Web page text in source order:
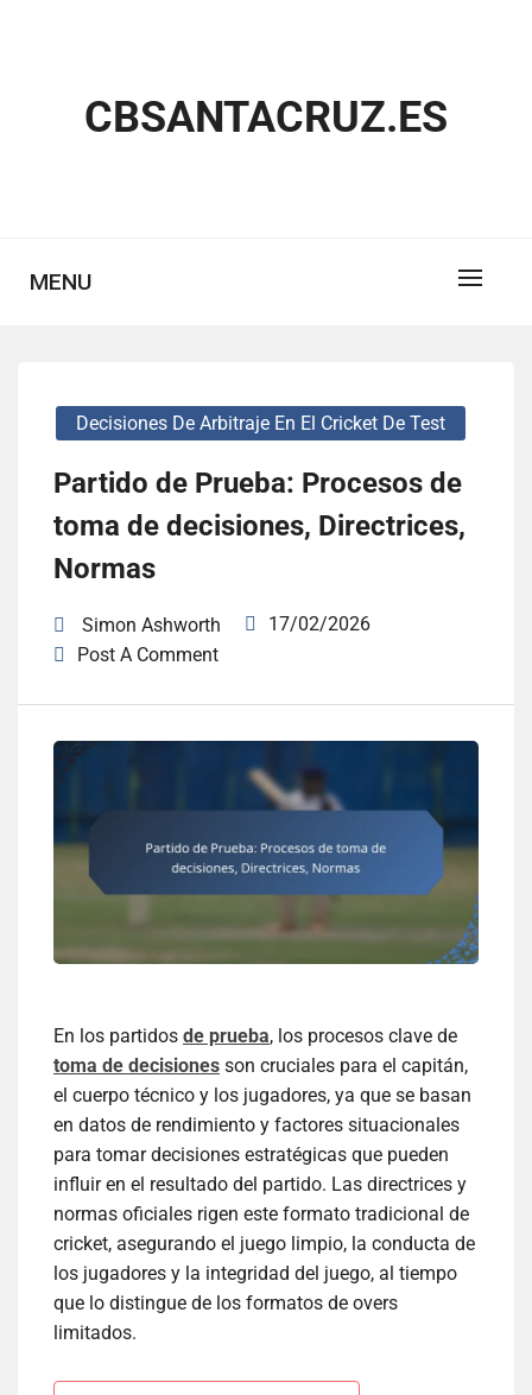
CBSANTACRUZ.ES
MENU
Decisiones De Arbitraje En El Cricket De Test
Partido de Prueba: Procesos de
toma de decisiones, Directrices,
Normas
Simon Ashworth
17/02/2026
Post A Comment
En los partidos de prueba, los procesos clave de
toma de decisiones son cruciales para el capitán,
el cuerpo técnico y los jugadores, ya que se basan
en datos de rendimiento y factores situacionales
para tomar decisiones estratégicas que pueden
influir en el resultado del partido. Las directrices y
normas oficiales rigen este formato tradicional de
cricket, asegurando el juego limpio, la conducta de
los jugadores y la integridad del juego, al tiempo
que lo distingue de los formatos de overs
limitados.